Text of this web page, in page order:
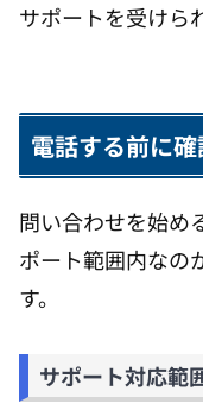
サポートを受けら
電話する前に
問い合わせを始め
ポート範囲内なの
す。
サポート対応範